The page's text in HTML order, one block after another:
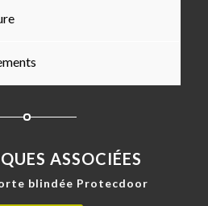
ASSOCIÉES
blindée Protecdoor